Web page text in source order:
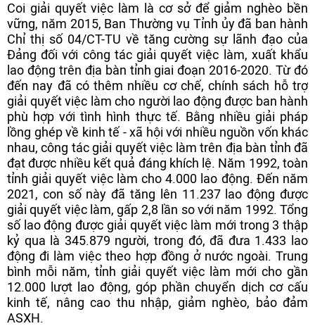
Coi giải quyết việc làm là cơ sở để giảm nghèo bền
vững, năm 2015, Ban Thường vụ Tỉnh ủy đã ban hành
Chỉ thị số 04/CT-TU về tăng cường sự lãnh đạo của
Đảng đối với công tác giải quyết việc làm, xuất khẩu
lao động trên địa bàn tỉnh giai đoạn 2016-2020. Từ đó
đến nay đã có thêm nhiều cơ chế, chính sách hỗ trợ
giải quyết việc làm cho người lao động được ban hành
phù hợp với tình hình thực tế. Bằng nhiều giải pháp
lồng ghép về kinh tế - xã hội với nhiều nguồn vốn khác
nhau, công tác giải quyết việc làm trên địa bàn tỉnh đã
đạt được nhiều kết quả đáng khích lệ. Năm 1992, toàn
tỉnh giải quyết việc làm cho 4.000 lao động. Đến năm
2021, con số này đã tăng lên 11.237 lao động được
giải quyết việc làm, gấp 2,8 lần so với năm 1992. Tổng
số lao động được giải quyết việc làm mới trong 3 thập
kỷ qua là 345.879 người, trong đó, đã đưa 1.433 lao
động đi làm việc theo hợp đồng ở nước ngoài. Trung
bình mỗi năm, tỉnh giải quyết việc làm mới cho gần
12.000 lượt lao động, góp phần chuyển dịch cơ cấu
kinh tế, nâng cao thu nhập, giảm nghèo, bảo đảm
ASXH.